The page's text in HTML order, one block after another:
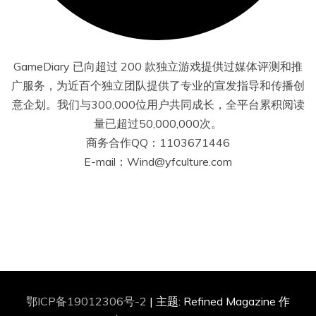
GameDiary 已向超过 200 款独立游戏提供过媒体评测和推
广服务，为近百个独立团队提供了专业的宣发指导和传播创
意企划。我们与300,000位用户共同成长，全平台累积阅读
量已超过50,000,000次。
商务合作QQ：1103671446
E-mail：Wind@yfculture.com
鄂ICP备19012306号-2 | 主题: Refined Magazine 作